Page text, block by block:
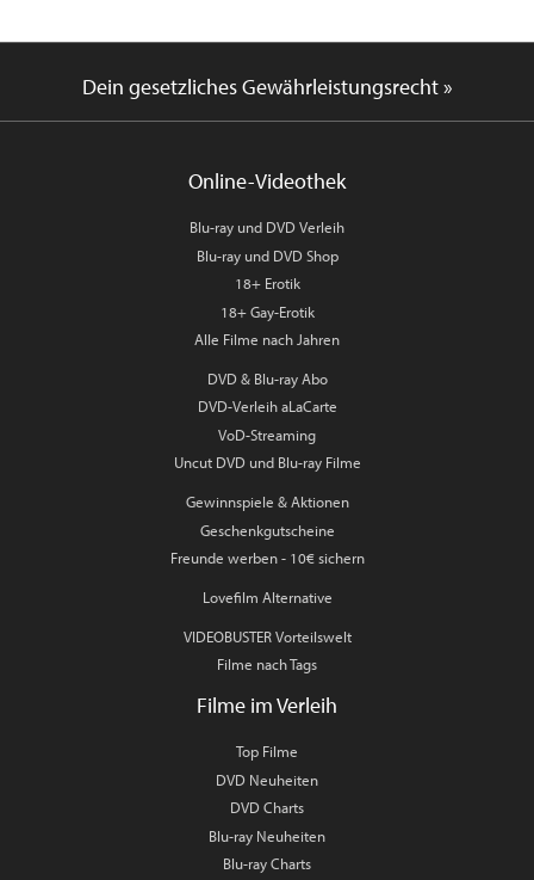
Dein gesetzliches Gewährleistungsrecht »
Online-Videothek
Blu-ray und DVD Verleih
Blu-ray und DVD Shop
18+ Erotik
18+ Gay-Erotik
Alle Filme nach Jahren
DVD & Blu-ray Abo
DVD-Verleih aLaCarte
VoD-Streaming
Uncut DVD und Blu-ray Filme
Gewinnspiele & Aktionen
Geschenkgutscheine
Freunde werben - 10€ sichern
Lovefilm Alternative
VIDEOBUSTER Vorteilswelt
Filme nach Tags
Filme im Verleih
Top Filme
DVD Neuheiten
DVD Charts
Blu-ray Neuheiten
Blu-ray Charts